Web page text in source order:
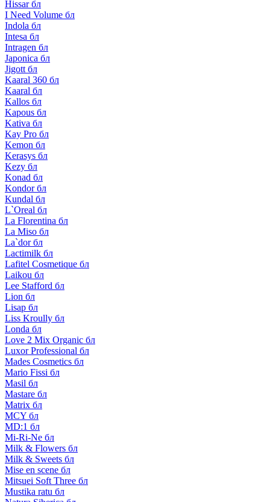
Hissar бл
I Need Volume бл
Indola бл
Intesa бл
Intragen бл
Japonica бл
Jigott бл
Kaaral 360 бл
Kaaral бл
Kallos бл
Kapous бл
Kativa бл
Kay Pro бл
Kemon бл
Kerasys бл
Kezy бл
Konad бл
Kondor бл
Kundal бл
L`Oreal бл
La Florentina бл
La Miso бл
La`dor бл
Lactimilk бл
Lafitel Cosmetique бл
Laikou бл
Lee Stafford бл
Lion бл
Lisap бл
Liss Kroully бл
Londa бл
Love 2 Mix Organic бл
Luxor Professional бл
Mades Cosmetics бл
Mario Fissi бл
Masil бл
Mastare бл
Matrix бл
MCY бл
MD:1 бл
Mi-Ri-Ne бл
Milk & Flowers бл
Milk & Sweets бл
Mise en scene бл
Mitsuei Soft Three бл
Mustika ratu бл